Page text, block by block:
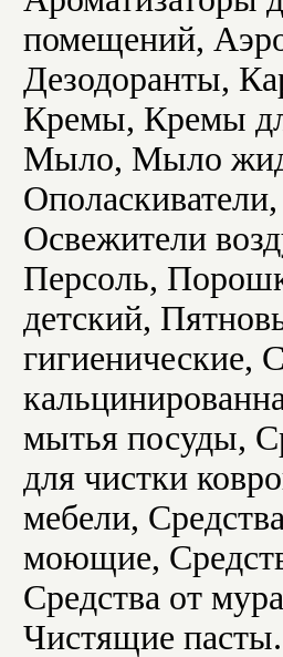
помещений,
Дезодоранты,
Кремы, Кремы
Мыло, Мыло
Освежители
Персоль,
детский,
гигиенические,
мытья посуды,
для чистки
мебели,
моющие,
Средства от
Чистящие